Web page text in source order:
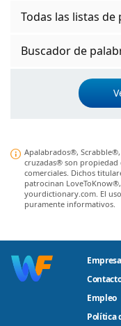
Todas las listas de
Buscador de
Apalabrados®,
cruzadas® son propiedad
comerciales. Dichos
patrocinan
yourdictionary.com. El
puramente informativos.
Empresa
Empleo
Política